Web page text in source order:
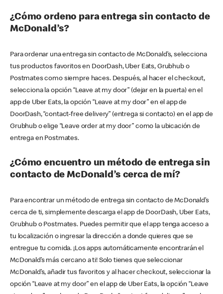
¿Cómo ordeno para entrega sin contacto de
McDonald’s?
Para ordenar una entrega sin contacto de McDonald’s, selecciona
tus productos favoritos en DoorDash, Uber Eats, Grubhub o
Postmates como siempre haces. Después, al hacer el checkout,
selecciona la opción “Leave at my door” (dejar en la puerta) en el
app de Uber Eats, la opción “Leave at my door” en el app de
DoorDash, “contact-free delivery” (entrega si contacto) en el app de
Grubhub o elige “Leave order at my door” como la ubicación de
entrega en Postmates.
¿Cómo encuentro un método de entrega sin
contacto de McDonald’s cerca de mí?
Para encontrar un método de entrega sin contacto de McDonald’s
cerca de ti, simplemente descarga el app de DoorDash, Uber Eats,
Grubhub o Postmates. Puedes permitir que el app tenga acceso a
tu localización o ingresar la dirección a donde quieres que se
entregue tu comida. ¡Los apps automáticamente encontrarán el
McDonald’s más cercano a ti! Solo tienes que seleccionar
McDonald’s, añadir tus favoritos y al hacer checkout, seleccionar la
opción “Leave at my door” en el app de Uber Eats, la opción “Leave